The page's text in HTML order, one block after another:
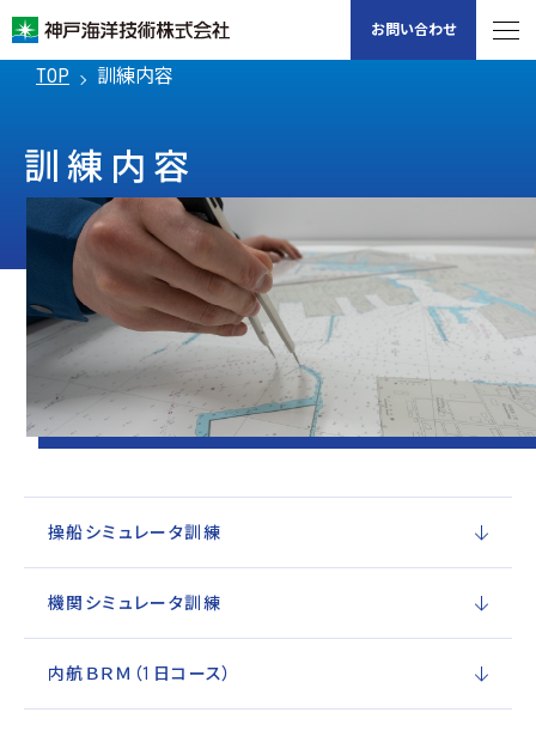
お問い合わせ
TOP 訓練内容
訓練内容
操船シミュレータ訓練
機関シミュレータ訓練
内航ＢＲＭ（1日コース）